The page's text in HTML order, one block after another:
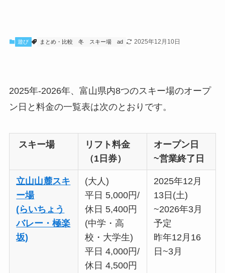
遊び まとめ・比較 冬 スキー場 ad 2025年12月10日
2025年-2026年、富山県内8つのスキー場のオープ
ン日と料金の一覧表は次のとおりです。
スキー場
リフト料金
（1日券）
オープン日
~営業終了日
立山山麓スキ
ー場
(らいちょう
バレー・極楽
坂)
(大人)
平日 5,000円/
休日 5,400円
(中学・高
校・大学生)
平日 4,000円/
休日 4,500円
2025年12月
13日(土)
~2026年3月
予定
昨年12月16
日~3月